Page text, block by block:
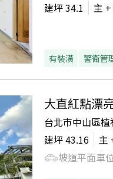
建坪34.1 主
有裝潢 警衛管
大直紅點漂
台北市中山區植
建坪43.16 主
坡道平面車